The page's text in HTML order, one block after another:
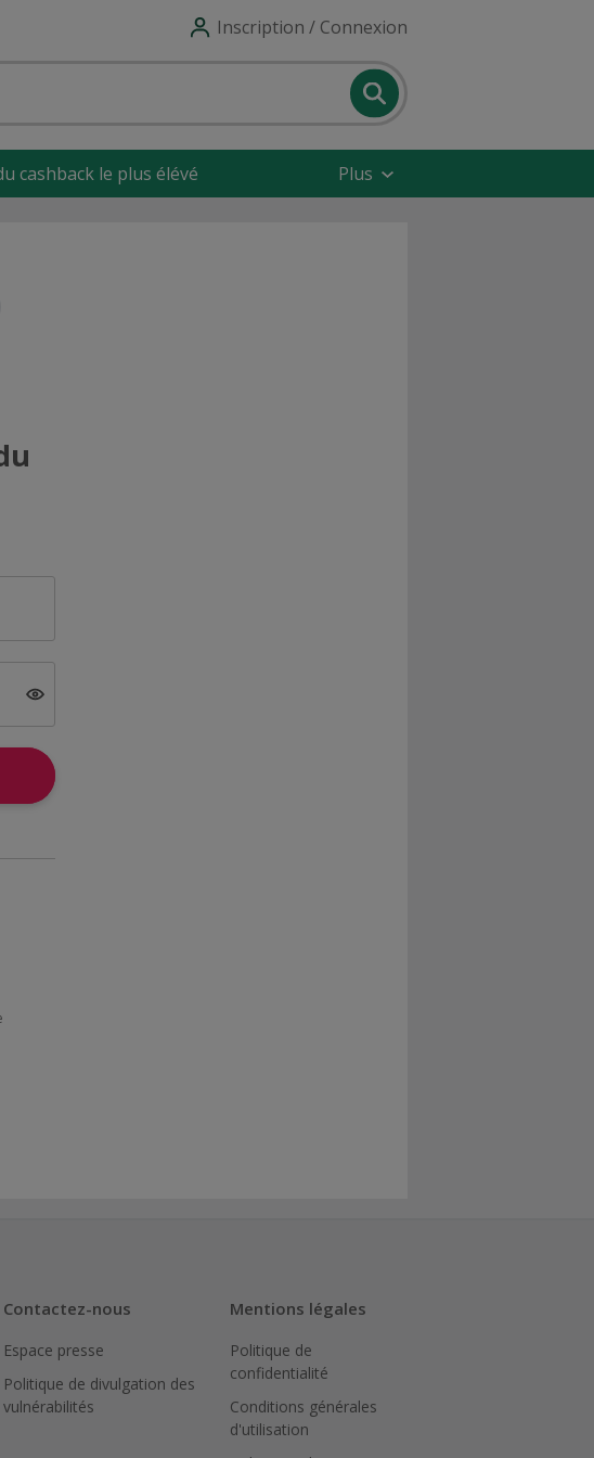
Inscription / Connexion
cashback le plus élévé Plus
Contactez-nous
Espace presse
Politique de divulgation des
vulnérabilités
Mentions légales
Politique de
confidentialité
Conditions générales
d'utilisation